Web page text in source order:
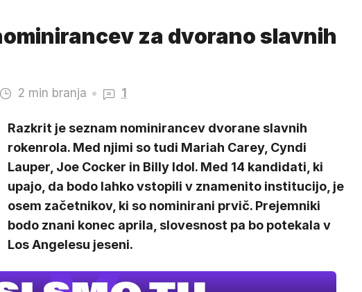
za dvorano slavnih
2 min branja 1
Razkrit je seznam nominirancev dvorane slavnih
rokenrola. Med njimi so tudi Mariah Carey, Cyndi
Lauper, Joe Cocker in Billy Idol. Med 14 kandidati, ki
upajo, da bodo lahko vstopili v znamenito institucijo, je
osem začetnikov, ki so nominirani prvič. Prejemniki
bodo znani konec aprila, slovesnost pa bo potekala v
Los Angelesu jeseni.